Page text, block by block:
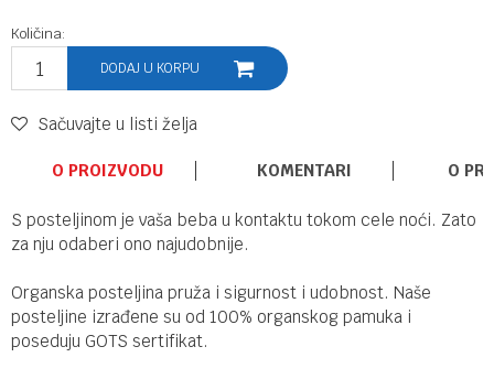
Količina:
DODAJ U KORPU
Sačuvajte u listi želja
O PROIZVODU KOMENTARI O
S posteljinom je vaša beba u kontaktu tokom cele noći. Zato
za nju odaberi ono najudobnije.
Organska posteljina pruža i sigurnost i udobnost. Naše
posteljine izrađene su od 100% organskog pamuka i
poseduju GOTS sertifikat.